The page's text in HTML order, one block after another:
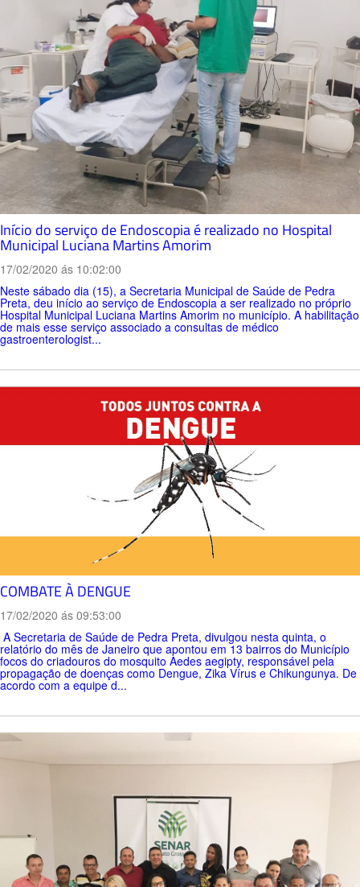
Início do serviço de Endoscopia é realizado no Hospital
Municipal Luciana Martins Amorim
17/02/2020 ás 10:02:00
Neste sábado dia (15), a Secretaria Municipal de Saúde de Pedra
Preta, deu início ao serviço de Endoscopia a ser realizado no próprio
Hospital Municipal Luciana Martins Amorim no município. A habilitação
de mais esse serviço associado a consultas de médico
gastroenterologist...
COMBATE À DENGUE
17/02/2020 ás 09:53:00
A Secretaria de Saúde de Pedra Preta, divulgou nesta quinta, o
relatório do mês de Janeiro que apontou em 13 bairros do Município
focos do criadouros do mosquito Aedes aegipty, responsável pela
propagação de doenças como Dengue, Zika Vírus e Chikungunya. De
acordo com a equipe d...